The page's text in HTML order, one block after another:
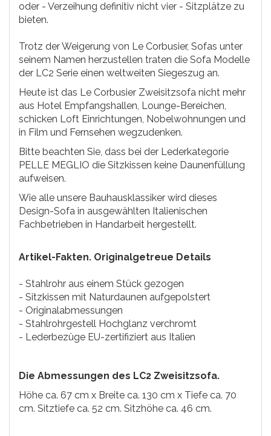
oder - Verzeihung definitiv nicht vier - Sitzplätze zu
bieten.
Trotz der Weigerung von Le Corbusier, Sofas unter
seinem Namen herzustellen traten die Sofa Modelle
der LC2 Serie einen weltweiten Siegeszug an.
Heute ist das Le Corbusier Zweisitzsofa nicht mehr
aus Hotel Empfangshallen, Lounge-Bereichen,
schicken Loft Einrichtungen, Nobelwohnungen und
in Film und Fernsehen wegzudenken.
Bitte beachten Sie, dass bei der Lederkategorie
PELLE MEGLIO die Sitzkissen keine Daunenfüllung
aufweisen.
Wie alle unsere Bauhausklassiker wird dieses
Design-Sofa in ausgewählten Italienischen
Fachbetrieben in Handarbeit hergestellt.
Artikel-Fakten. Originalgetreue Details
- Stahlrohr aus einem Stück gezogen
- Sitzkissen mit Naturdaunen aufgepolstert
- Originalabmessungen
- Stahlrohrgestell Hochglanz verchromt
- Lederbezüge EU-zertifiziert aus Italien
Die Abmessungen des LC2 Zweisitzsofa.
Höhe ca. 67 cm x Breite ca. 130 cm x Tiefe ca. 70
cm. Sitztiefe ca. 52 cm. Sitzhöhe ca. 46 cm.